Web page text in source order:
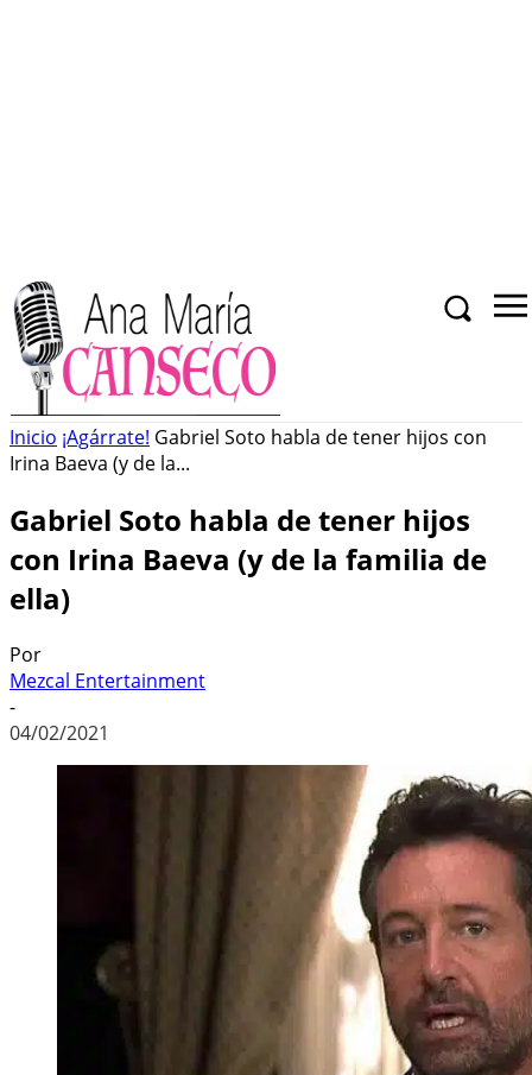
Inicio ¡Agárrate! Gabriel Soto habla de tener hijos con
Irina Baeva (y de la...
Gabriel Soto habla de tener hijos
con Irina Baeva (y de la familia de
ella)
Por
Mezcal Entertainment
-
04/02/2021